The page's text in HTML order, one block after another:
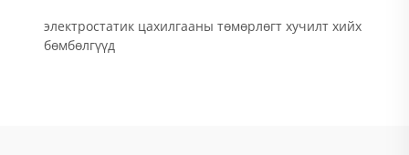
электростатик цахилгааны төмөрлөгт хучилт хийх
бөмбөлгүүд